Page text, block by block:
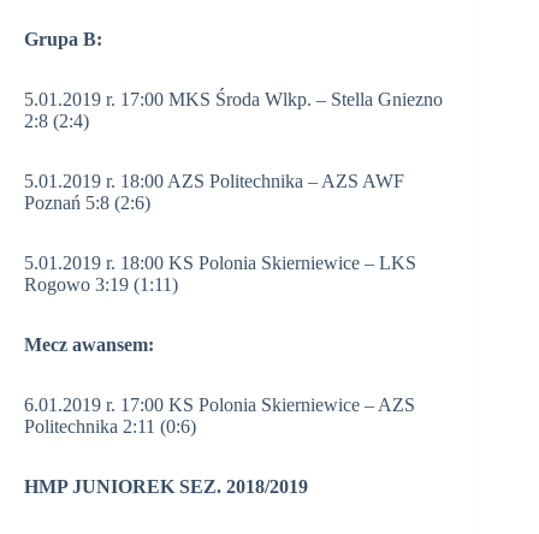
Grupa B:
5.01.2019 r. 17:00 MKS Środa Wlkp. – Stella Gniezno
2:8 (2:4)
5.01.2019 r. 18:00 AZS Politechnika – AZS AWF
Poznań 5:8 (2:6)
5.01.2019 r. 18:00 KS Polonia Skierniewice – LKS
Rogowo 3:19 (1:11)
Mecz awansem:
6.01.2019 r. 17:00 KS Polonia Skierniewice – AZS
Politechnika 2:11 (0:6)
HMP JUNIOREK SEZ. 2018/2019